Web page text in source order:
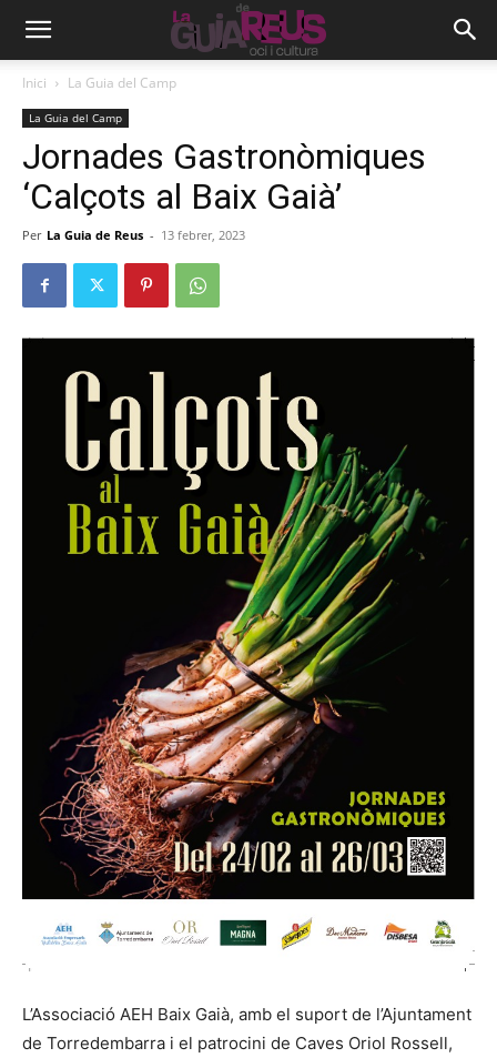
Inici La Guia del Camp
La Guia del Camp
Jornades Gastronòmiques
‘Calçots al Baix Gaià’
Per La Guia de Reus - 13 febrer, 2023
L’Associació AEH Baix Gaià, amb el suport de l’Ajuntament
de Torredembarra i el patrocini de Caves Oriol Rossell,